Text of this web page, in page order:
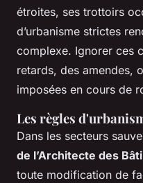
étroites, ses trottoirs
d’urbanisme strictes
complexe. Ignorer ces
retards, des amendes,
imposées en cours de
Les règles
Dans les secteurs
de l’Architecte des
toute modification de